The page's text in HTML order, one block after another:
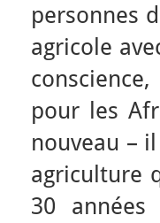
personnes
agricole
pour les
nouveau –
agriculture
30 années